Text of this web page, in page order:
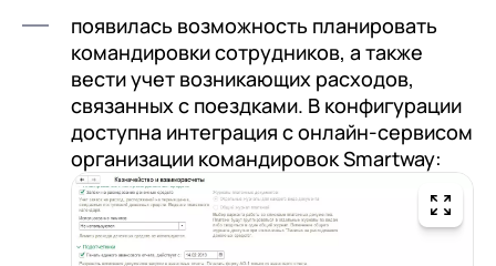
появилась возможность планировать
командировки сотрудников, а также
вести учет возникающих расходов,
связанных с поездками. В конфигурации
доступна интеграция с онлайн-сервисом
организации командировок Smartway: